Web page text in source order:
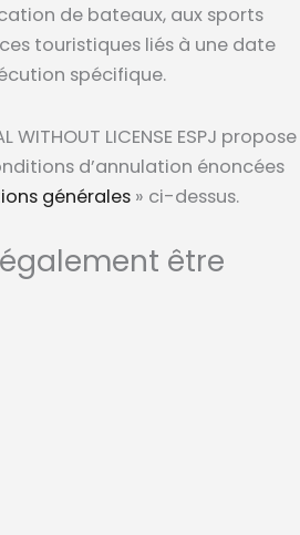
de bateaux, aux sports
touristiques liés à une date
spécifique.
WITHOUT LICENSE ESPJ propose
d’annulation énoncées
générales » ci-dessus.
être